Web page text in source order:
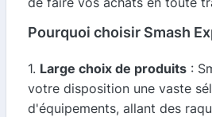
Pourquoi choisir Smash
1. Large choix de produits :
votre disposition une vaste
d'équipements, allant des